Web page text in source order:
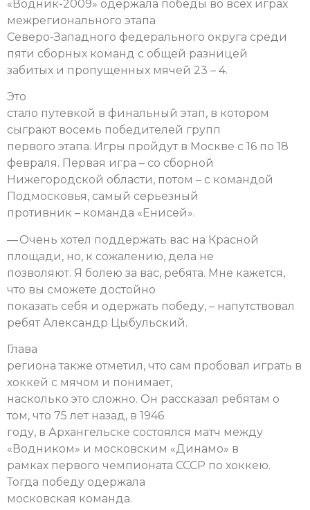
«Водник-2009» одержала победы во всех играх
межрегионального этапа
Северо-Западного федерального округа среди
пяти сборных команд с общей разницей
забитых и пропущенных мячей 23 – 4.
Это
стало путевкой в финальный этап, в котором
сыграют восемь победителей групп
первого этапа. Игры пройдут в Москве с 16 по 18
февраля. Первая игра – со сборной
Нижегородской области, потом – с командой
Подмосковья, самый серьезный
противник – команда «Енисей».
— Очень хотел поддержать вас на Красной
площади, но, к сожалению, дела не
позволяют. Я болею за вас, ребята. Мне кажется,
что вы сможете достойно
показать себя и одержать победу, – напутствовал
ребят Александр Цыбульский.
Глава
региона также отметил, что сам пробовал играть в
хоккей с мячом и понимает,
насколько это сложно. Он рассказал ребятам о
том, что 75 лет назад, в 1946
году, в Архангельске состоялся матч между
«Водником» и московским «Динамо» в
рамках первого чемпионата СССР по хоккею.
Тогда победу одержала
московская команда.